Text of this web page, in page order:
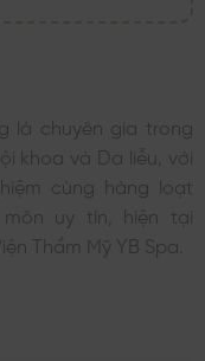
là chuyên gia trong
khoa và Da liễu, với
cùng hàng loạt
môn uy tín, hiện tại
Thẩm Mỹ YB Spa.